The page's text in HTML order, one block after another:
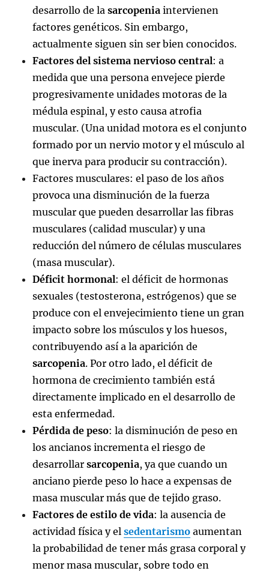
desarrollo de lasarcopenia intervienen
factores genéticos. Sin embargo,
actualmente siguen sin ser bien conocidos.
Factores del sistema nervioso central: a
medida que una persona envejece pierde
progresivamente unidades motoras de la
médula espinal, y esto causa atrofia
muscular. (Una unidad motora es el conjunto
formado por un nervio motor y el músculo al
que inerva para producir su contracción).
Factores musculares: el paso de los años
provoca una disminución de la fuerza
muscular que pueden desarrollar las fibras
musculares (calidad muscular) y una
reducción del número de células musculares
(masa muscular).
Déficit hormonal: el déficit de hormonas
sexuales (testosterona, estrógenos) que se
produce con el envejecimiento tiene un gran
impacto sobre los músculos y los huesos,
contribuyendo así a la aparición de
sarcopenia. Por otro lado, el déficit de
hormona de crecimiento también está
directamente implicado en el desarrollo de
esta enfermedad.
Pérdida de peso: la disminución de peso en
los ancianos incrementa el riesgo de
desarrollar sarcopenia, ya que cuando un
anciano pierde peso lo hace a expensas de
masa muscular más que de tejido graso.
Factores de estilo de vida: la ausencia de
actividad física y elsedentarismo aumentan
la probabilidad de tener más grasa corporal y
menor masa muscular, sobre todo en